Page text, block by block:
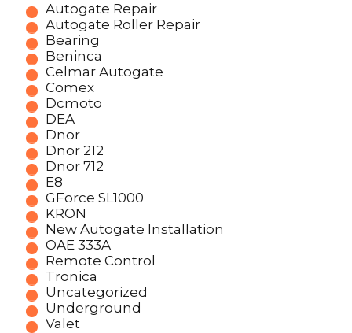
Autogate Repair
Autogate Roller Repair
Bearing
Beninca
Celmar Autogate
Comex
Dcmoto
DEA
Dnor
Dnor 212
Dnor 712
E8
GForce SL1000
KRON
New Autogate Installation
OAE 333A
Remote Control
Tronica
Uncategorized
Underground
Valet